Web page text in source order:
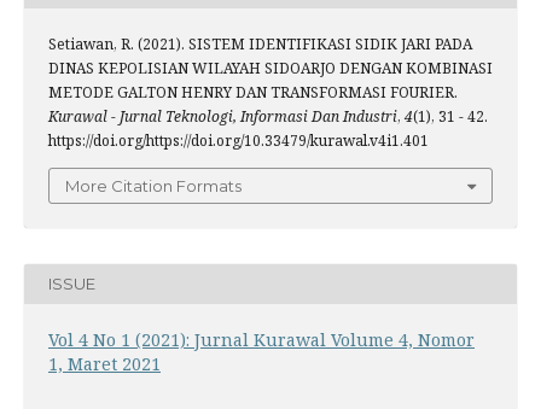
Setiawan, R. (2021). SISTEM IDENTIFIKASI SIDIK JARI PADA
DINAS KEPOLISIAN WILAYAH SIDOARJO DENGAN KOMBINASI
METODE GALTON HENRY DAN TRANSFORMASI FOURIER.
Kurawal - Jurnal Teknologi, Informasi Dan Industri, 4(1), 31 - 42.
https://doi.org/https://doi.org/10.33479/kurawal.v4i1.401
More Citation Formats
ISSUE
Vol 4 No 1 (2021): Jurnal Kurawal Volume 4, Nomor
1, Maret 2021